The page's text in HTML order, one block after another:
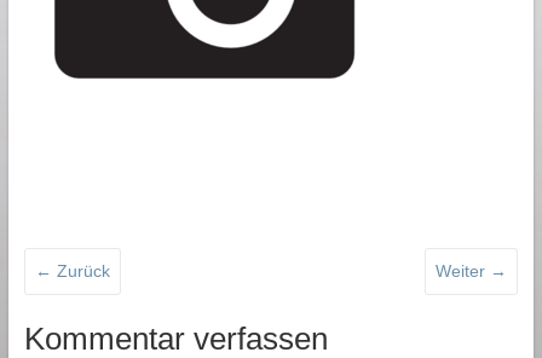
← Zurück Weiter →
Kommentar verfassen